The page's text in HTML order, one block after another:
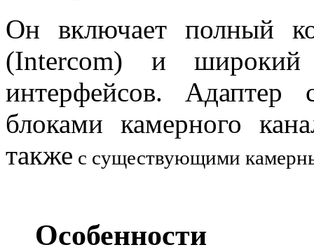
Он включает полный
(Intercom) и
интерфейсов. Адаптер
блоками камерного
также с существующими
Особенности